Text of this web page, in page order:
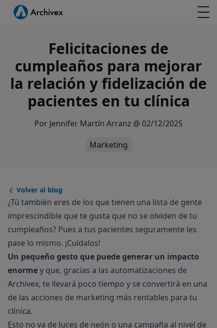
Felicitaciones de
cumpleaños para mejorar
la relación y fidelización de
pacientes en tu clínica
Por Jennifer Martín Arranz @ 02/12/2025
Marketing
Volver al blog
¿Tú también eres de los que tienen una lista de gente
imprescindible que te gusta que no se olviden de tu
cumpleaños? Pues a tus pacientes seguramente les
pase lo mismo. ¡Cuídalos!
Un pequeño gesto que puede generar un impacto
enormey que, gracias a las automatizaciones de
Archivex, te llevará poco tiempo y se convertirá en una
de las acciones de marketing más rentables para tu
clínica.
Esto no va de luces de neón o una campaña al nivel de